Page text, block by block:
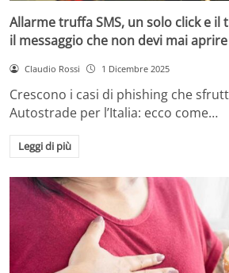
Allarme truffa SMS, un solo click e il
il messaggio che non devi mai aprire
Claudio Rossi 1 Dicembre 2025
Crescono i casi di phishing che
Autostrade per l’Italia: ecco come…
Leggi di più